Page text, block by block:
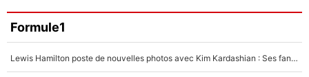
Formule1
Lewis Hamilton poste de nouvelles photos avec Kim Kardashian : Ses fans le voient déjà redevenir champion du monde de F1 grâce à elle !